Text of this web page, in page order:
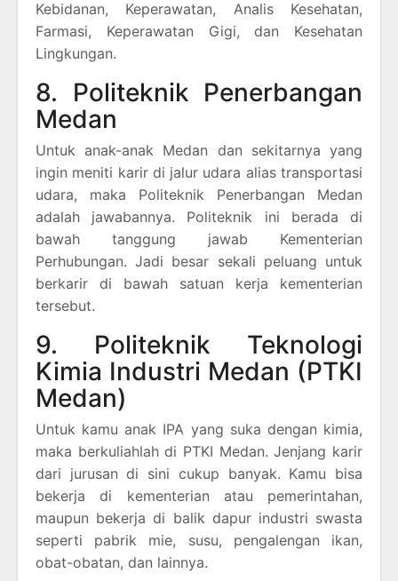
Kebidanan, Keperawatan, Analis Kesehatan,
Farmasi, Keperawatan Gigi, dan Kesehatan
Lingkungan.
8. Politeknik Penerbangan
Medan
Untuk anak-anak Medan dan sekitarnya yang
ingin meniti karir di jalur udara alias transportasi
udara, maka Politeknik Penerbangan Medan
adalah jawabannya. Politeknik ini berada di
bawah tanggung jawab Kementerian
Perhubungan. Jadi besar sekali peluang untuk
berkarir di bawah satuan kerja kementerian
tersebut.
9. Politeknik Teknologi
Kimia Industri Medan (PTKI
Medan)
Untuk kamu anak IPA yang suka dengan kimia,
maka berkuliahlah di PTKI Medan. Jenjang karir
dari jurusan di sini cukup banyak. Kamu bisa
bekerja di kementerian atau pemerintahan,
maupun bekerja di balik dapur industri swasta
seperti pabrik mie, susu, pengalengan ikan,
obat-obatan, dan lainnya.